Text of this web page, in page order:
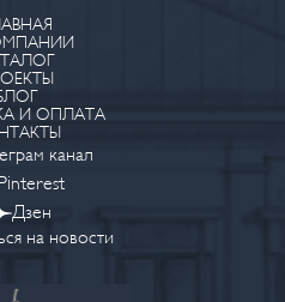
И ОПЛАТА
канал
Pinterest
Дзен
на новости